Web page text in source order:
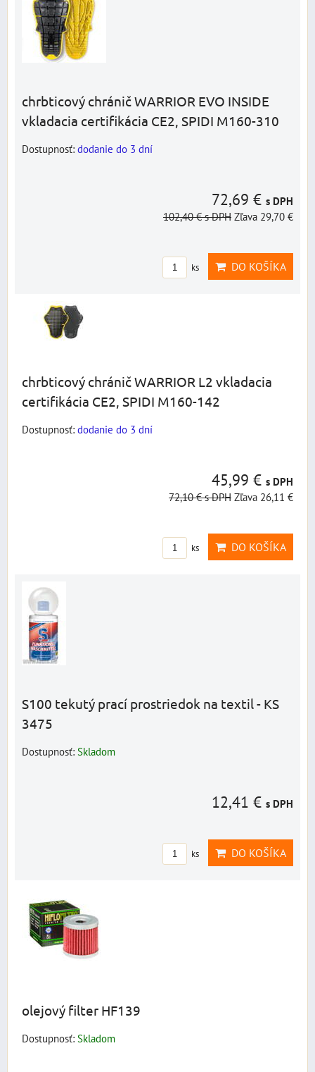
chrbticový chránič WARRIOR EVO INSIDE
vkladacia certifikácia CE2, SPIDI M160-310
Dostupnosť: dodanie do 3 dní
72,69 € s DPH
102,40 €s DPH Zľava 29,70 €
ks DO KOŠÍKA
chrbticový chránič WARRIOR L2 vkladacia
certifikácia CE2, SPIDI M160-142
Dostupnosť: dodanie do 3 dní
45,99 € s DPH
72,10 €s DPH Zľava 26,11 €
ks DO KOŠÍKA
S100 tekutý prací prostriedok na textil - KS
3475
Dostupnosť: Skladom
12,41 € s DPH
ks DO KOŠÍKA
olejový filter HF139
Dostupnosť: Skladom